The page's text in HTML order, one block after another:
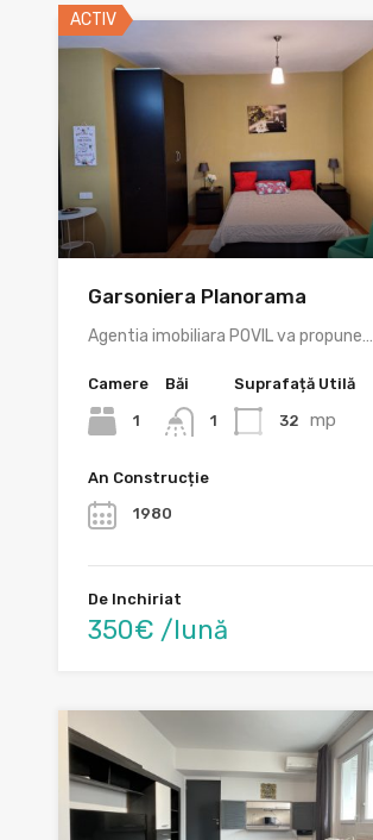
ACTIV
Garsoniera Planorama
Agentia imobiliara POVIL va propune…
Camere
1
Băi
1
Suprafață Utilă
32 mp
An Construcție
1980
De Inchiriat
350€ /lună